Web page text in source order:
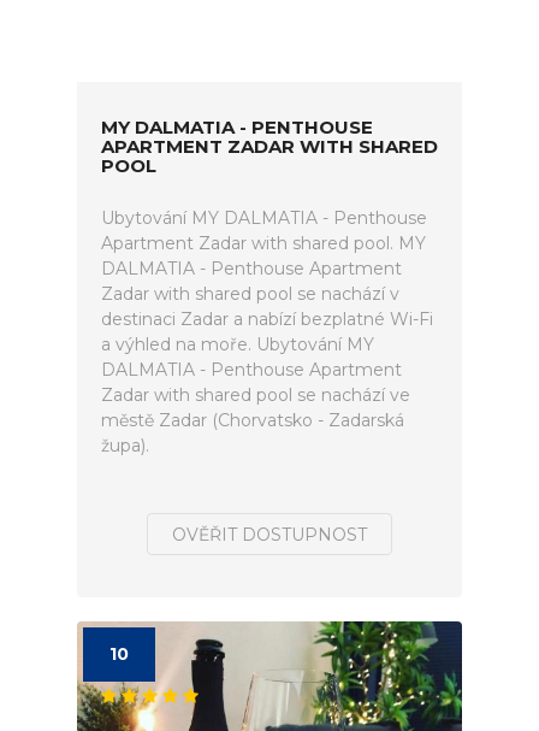
MY DALMATIA - PENTHOUSE
APARTMENT ZADAR WITH SHARED
POOL
Ubytování MY DALMATIA - Penthouse
Apartment Zadar with shared pool. MY
DALMATIA - Penthouse Apartment
Zadar with shared pool se nachází v
destinaci Zadar a nabízí bezplatné Wi-Fi
a výhled na moře. Ubytování MY
DALMATIA - Penthouse Apartment
Zadar with shared pool se nachází ve
městě Zadar (Chorvatsko - Zadarská
župa).
OVĚŘIT DOSTUPNOST
10